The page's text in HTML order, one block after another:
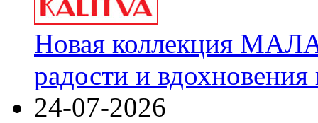
Новая коллекция
радости и
24-07-2026